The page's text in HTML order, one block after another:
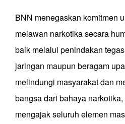
BNN menegaskan komitmen
melawan narkotika secara
baik melalui penindakan
jaringan maupun beragam
melindungi masyarakat dan
bangsa dari bahaya
mengajak seluruh elemen